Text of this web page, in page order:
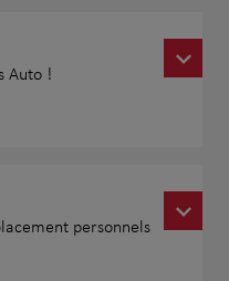
Auto !
personnels